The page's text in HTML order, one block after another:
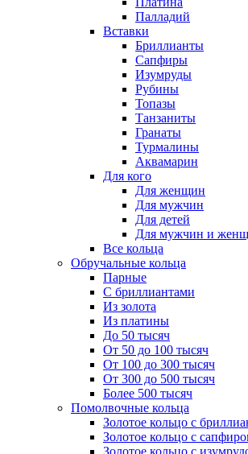
Палладий
Вставки
Бриллианты
Сапфиры
Изумруды
Рубины
Топазы
Танзаниты
Гранаты
Турмалины
Аквамарин
Для кого
Для женщин
Для мужчин
Для детей
Для мужчин и
Все кольца
Обручальные кольца
Парные
С бриллиантами
Из золота
Из платины
До 50 тысяч
От 50 до 100 тысяч
От 100 до 300 тысяч
От 300 до 500 тысяч
Более 500 тысяч
Помолвочные кольца
Золотое кольцо с
Золотое кольцо с
Золотое кольцо с